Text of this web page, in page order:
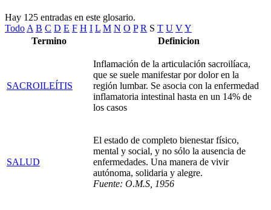
Hay 125 entradas en este glosario.
Todo A B C D E F H I L M N O P R S T U VY
Termino
Definicion
SACROILEÍTIS
Inflamación de la articulación sacroilíaca,
que se suele manifestar por dolor en la
región lumbar. Se asocia con la enfermedad
inflamatoria intestinal hasta en un 14% de
los casos
SALUD
El estado de completo bienestar físico,
mental y social, y no sólo la ausencia de
enfermedades. Una manera de vivir
autónoma, solidaria y alegre.
Fuente: O.M.S, 1956